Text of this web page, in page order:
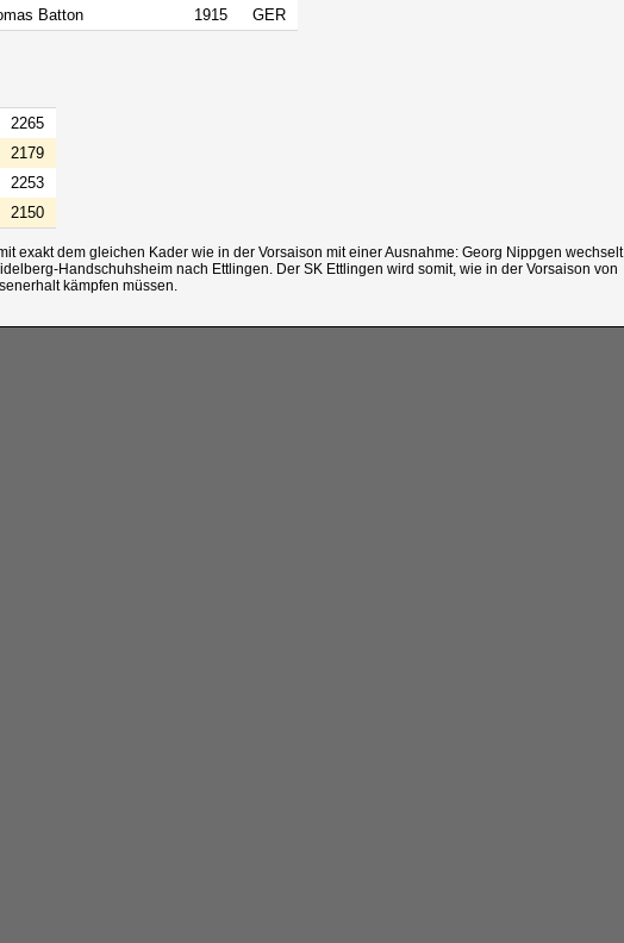
Batton 1915 GER
2265
2179
2253
2150
exakt dem gleichen Kader wie in der Vorsaison mit einer Ausnahme: Georg Nippgen wechselt
Handschuhsheim nach Ettlingen. Der SK Ettlingen wird somit, wie in der Vorsaison von
kämpfen müssen.